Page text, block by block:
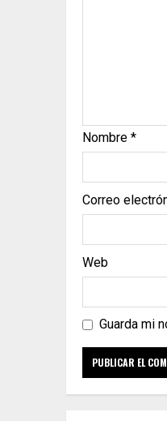
Nombre *
Correo
Web
Guarda mi